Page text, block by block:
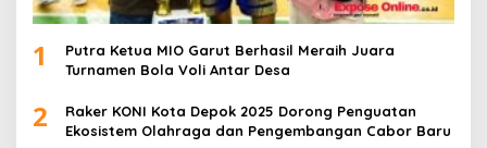
1
Putra Ketua MIO Garut Berhasil Meraih Juara
Turnamen Bola Voli Antar Desa
2
Raker KONI Kota Depok 2025 Dorong Penguatan
Ekosistem Olahraga dan Pengembangan Cabor Baru